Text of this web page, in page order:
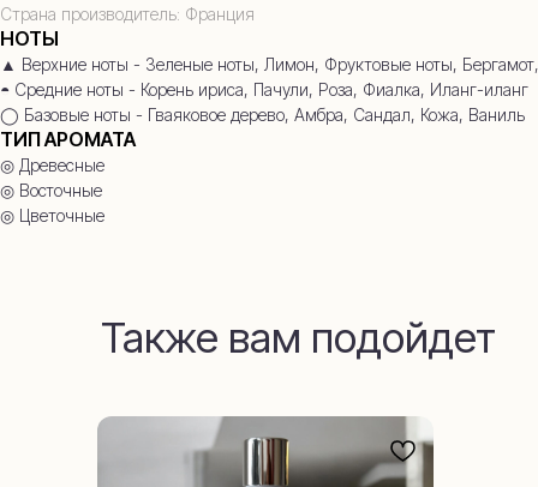
Страна производитель: Франция
НОТЫ
▲ Верхние ноты - Зеленые ноты, Лимон, Фруктовые ноты,
◓ Средние ноты - Корень ириса, Пачули, Роза, Фиалка, Иланг-иланг
◯ Базовые ноты - Гваяковое дерево, Амбра, Сандал, Кожа, Ваниль
ТИП АРОМАТА
◎ Древесные
◎ Восточные
◎ Цветочные
Также вам подойдет